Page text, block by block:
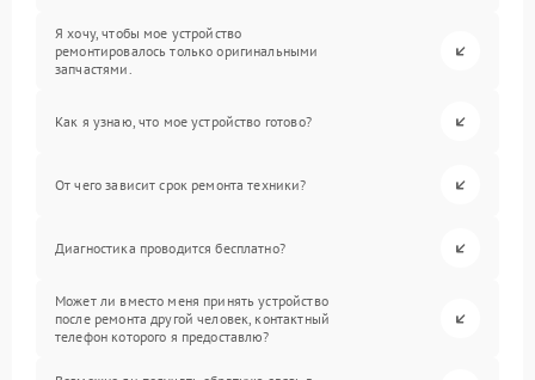
Я хочу, чтобы мое устройство
ремонтировалось только оригинальными
запчастями.
Как я узнаю, что мое устройство готово?
От чего зависит срок ремонта техники?
Диагностика проводится бесплатно?
Может ли вместо меня принять устройство
после ремонта другой человек, контактный
телефон которого я предоставлю?